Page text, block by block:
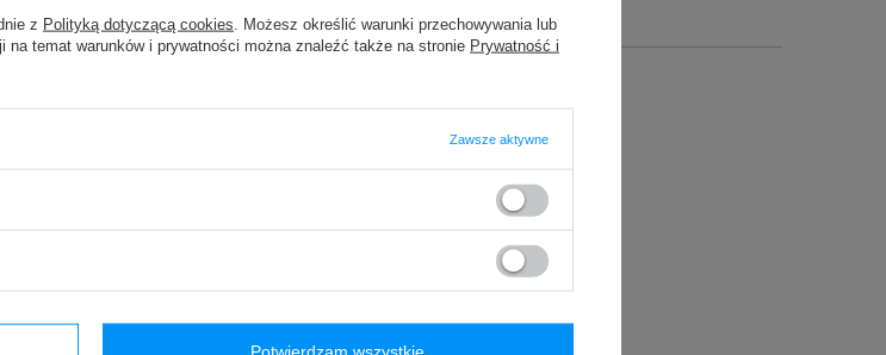
z Polityką dotyczącą cookies . Możesz określić warunki przechowywania lub
temat warunków i prywatności można znaleźć także na stronie Prywatność i
Zawsze aktywne
Potwierdzam wszystkie